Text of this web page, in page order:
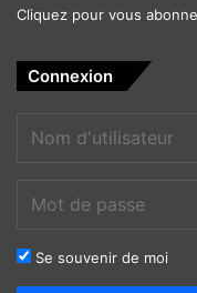
Cliquez pour vous
Connexion
Se souvenir de moi